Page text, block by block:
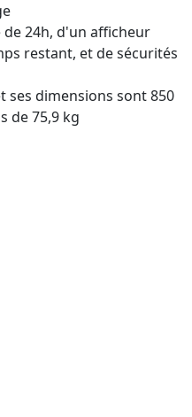
24h, d'un afficheur
restant, et de sécurités
ses dimensions sont 850
de 75,9 kg